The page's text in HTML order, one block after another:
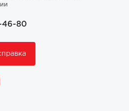
46-80